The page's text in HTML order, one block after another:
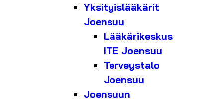
Yksityislääkärit
Joensuu
Lääkärikeskus
ITE Joensuu
Terveystalo
Joensuu
Joensuun